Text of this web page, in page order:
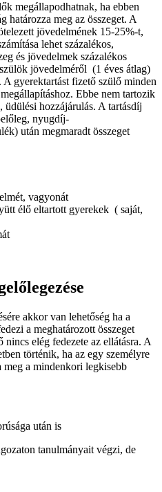
megállapodhatnak, ha ebben
határozza meg az összeget. A
jövedelmének 15-25%-t,
lehet százalékos,
és jövedelmek százalékos
jövedelméről (1 éves átlag)
gyerektartást fizető szülő minden
megállapításhoz. Ebbe nem tartozik
üdülési hozzájárulás. A tartásdíj
nyugdíj-
után megmaradt összeget
vagyonát
élő eltartott gyerekek ( saját,
akkor van lehetőség ha a
a meghatározott összeget
elég fedezete az ellátásra. A
történik, ha az egy személyre
meg a mindenkori legkisebb
után is
tanulmányait végzi, de